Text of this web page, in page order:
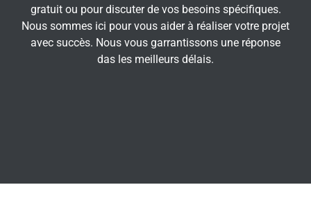
gratuit ou pour discuter de vos besoins spécifiques.
Nous sommes ici pour vous aider à réaliser votre projet
avec succès. Nous vous garrantissons une réponse
das les meilleurs délais.